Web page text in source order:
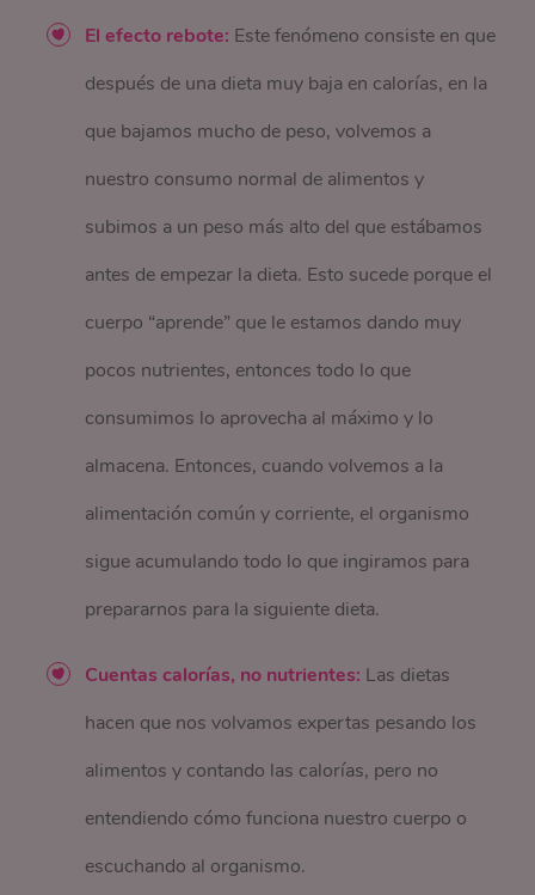
El efecto rebote: Este fenómeno consiste en que
después de una dieta muy baja en calorías, en la
que bajamos mucho de peso, volvemos a
nuestro consumo normal de alimentos y
subimos a un peso más alto del que estábamos
antes de empezar la dieta. Esto sucede porque el
cuerpo “aprende” que le estamos dando muy
pocos nutrientes, entonces todo lo que
consumimos lo aprovecha al máximo y lo
almacena. Entonces, cuando volvemos a la
alimentación común y corriente, el organismo
sigue acumulando todo lo que ingiramos para
prepararnos para la siguiente dieta.
Cuentas calorías, no nutrientes: Las dietas
hacen que nos volvamos expertas pesando los
alimentos y contando las calorías, pero no
entendiendo cómo funciona nuestro cuerpo o
escuchando al organismo.